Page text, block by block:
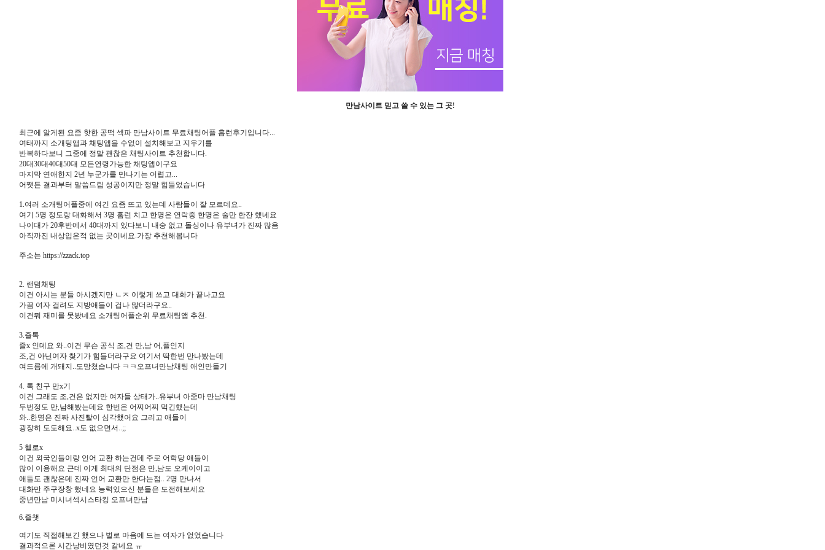
만남사이트 믿고 쓸 수 있는 그 곳!
최근에 알게된 요즘 핫한 공떡 섹파 만남사이트 무료채팅어플 홈런후기입니다...
여태까지 소개팅앱과 채팅앱을 수없이 설치해보고 지우기를
반복하다보니 그중에 정말 괜찮은 채팅사이트 추천합니다.
20대30대40대50대 모든연령가능한 채팅앱이구요
마지막 연애한지 2년 누군가를 만나기는 어렵고...
어쨋든 결과부터 말씀드림 성공이지만 정말 힘들었습니다
1.여러 소개팅어플중에 여긴 요즘 뜨고 있는데 사람들이 잘 모르데요..
여기 5명 정도랑 대화해서 3명 홈런 치고 한명은 연락중 한명은 술만 한잔 했네요
나이대가 20후반에서 40대까지 있다보니 내숭 없고 돌싱이나 유부녀가 진짜 많음
아직까진 내상입은적 없는 곳이네요.가장 추천해봅니다
주소는 https://zzack.top
2. 랜덤채팅
이건 아시는 분들 아시겠지만 ㄴㅈ 이렇게 쓰고 대화가 끝나고요
가끔 여자 걸려도 지방애들이 겁나 많더라구요..
이건뭐 재미를 못봤네요 소개팅어플순위 무료채팅앱 추천.
3.즐톡
즐x 인데요 와..이건 무슨 공식 조,건 만,남 어,플인지
조,건 아닌여자 찾기가 힘들더라구요 여기서 딱한번 만나봤는데
여드름에 개돼지..도망쳤습니다 ㅋㅋ오프녀만남채팅 애인만들기
4. 톡 친구 만x기
이건 그래도 조,건은 없지만 여자들 상태가..유부녀 아줌마 만남채팅
두번정도 만,남해봤는데요 한번은 어찌어찌 먹긴했는데
와..한명은 진짜 사진빨이 심각했어요 그리고 애들이
굉장히 도도해요..x도 없으면서..;;
5 헬로x
이건 외국인들이랑 언어 교환 하는건데 주로 어학당 애들이
많이 이용해요 근데 이게 최대의 단점은 만,남도 오케이이고
애들도 괜찮은데 진짜 언어 교환만 한다는점.. 2명 만나서
대화만 주구장창 했네요 능력있으신 분들은 도전해보세요
중년만남 미시녀섹시스타킹 오프녀만남
6.즐챗
여기도 직접해보긴 했으나 별로 마음에 드는 여자가 없었습니다
결과적으론 시간낭비였던것 같네요 ㅠ